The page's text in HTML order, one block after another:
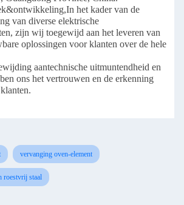
&ontwikkeling,In het kader van de
van diverse elektrische
zijn wij toegewijd aan het leveren van
oplossingen voor klanten over de hele
aantechnische uitmuntendheid en
ons het vertrouwen en de erkenning
vervanging oven-element
roestvrij staal